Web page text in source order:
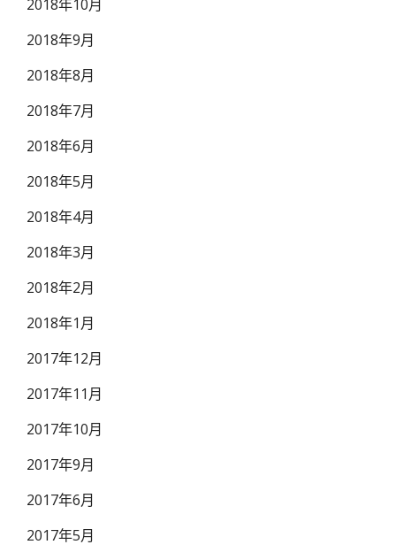
2018年10月
2018年9月
2018年8月
2018年7月
2018年6月
2018年5月
2018年4月
2018年3月
2018年2月
2018年1月
2017年12月
2017年11月
2017年10月
2017年9月
2017年6月
2017年5月